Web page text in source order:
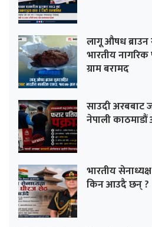
लागू औषध
भारतीय
ग्राम बरामद
साउदी
नेपाली काठमाडौं
भारतीय
किन आउदै छन् ?